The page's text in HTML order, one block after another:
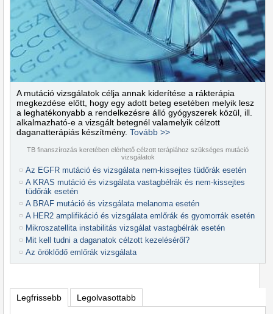
A mutáció vizsgálatok célja annak kiderítése a rákterápia
megkezdése előtt, hogy egy adott beteg esetében melyik lesz
a leghatékonyabb a rendelkezésre álló gyógyszerek közül, ill.
alkalmazható-e a vizsgált betegnél valamelyik célzott
daganatterápiás készítmény. Tovább >>
TB finanszírozás keretében elérhető célzott terápiához szükséges mutáció
vizsgálatok
Az EGFR mutáció és vizsgálata nem-kissejtes tüdőrák esetén
A KRAS mutáció és vizsgálata vastagbélrák és nem-kissejtes
tüdőrák esetén
A BRAF mutáció és vizsgálata melanoma esetén
A HER2 amplifikáció és vizsgálata emlőrák és gyomorrák esetén
Mikroszatellita instabilitás vizsgálat vastagbélrák esetén
Mit kell tudni a daganatok célzott kezeléséről?
Az öröklődő emlőrák vizsgálata
Legfrissebb Legolvasottabb